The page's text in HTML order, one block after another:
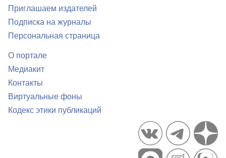
Приглашаем издателей
Подписка на журналы
Персональная страница
О портале
Медиакит
Контакты
Виртуальные фоны
Кодекс этики публикаций